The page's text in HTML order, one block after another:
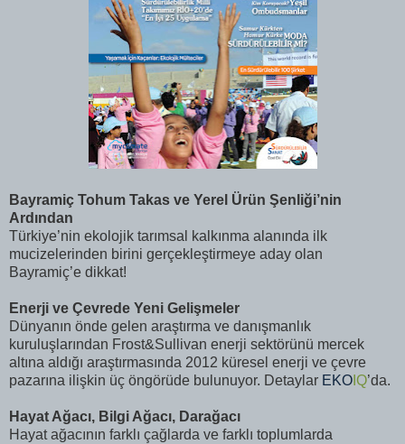
Bayramiç Tohum Takas ve Yerel Ürün Şenliği’nin
Ardından
Türkiye’nin ekolojik tarımsal kalkınma alanında ilk
mucizelerinden birini gerçekleştirmeye aday olan
Bayramiç’e dikkat!
Enerji ve Çevrede Yeni Gelişmeler
Dünyanın önde gelen araştırma ve danışmanlık
kuruluşlarından Frost&Sullivan enerji sektörünü mercek
altına aldığı araştırmasında 2012 küresel enerji ve çevre
pazarına ilişkin üç öngörüde bulunuyor. Detaylar EKO IQ’da.
Hayat Ağacı, Bilgi Ağacı, Darağacı
Hayat ağacının farklı çağlarda ve farklı toplumlarda